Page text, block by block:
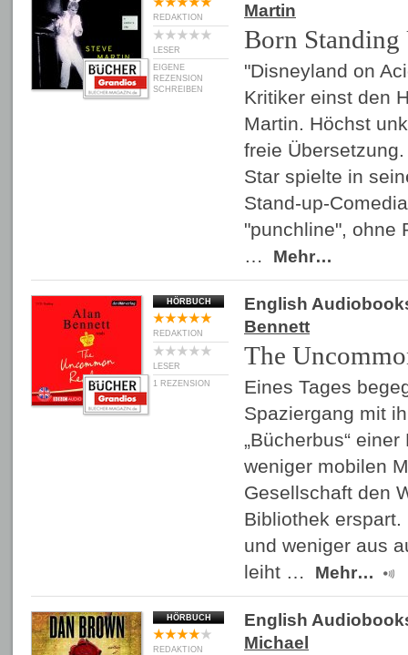
REDAKTION
LESER
EIGENE
REZENSION
SCHREIBEN
Martin
Born Standing
"Disneyland on
Kritiker einst den
Martin. Höchst
freie
Star spielte in
Stand-up-
"punchline", ohne
…
Mehr…
HÖRBUCH
REDAKTION
LESER
1 REZENSION
English
Bennett
The
Eines Tages
Spaziergang mit
„Bücherbus“
weniger mobilen
Gesellschaft den
Bibliothek
und weniger aus
leiht …
Mehr…
HÖRBUCH
REDAKTION
English
Michael